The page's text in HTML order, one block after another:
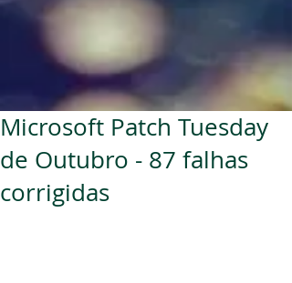
Microsoft Patch Tuesday
de Outubro - 87 falhas
corrigidas